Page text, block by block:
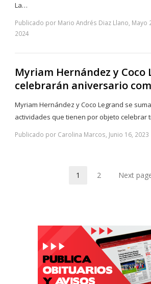
La…
Publicado por Mario Andrés Diaz Llano, Mayo
2024
Myriam Hernández y Coco
celebrarán aniversario
Myriam Hernández y Coco Legrand se
actividades que tienen por objeto celebrar
Publicado por Carolina Marcos, Junio 16, 2023
Page
1 Page
2 Next